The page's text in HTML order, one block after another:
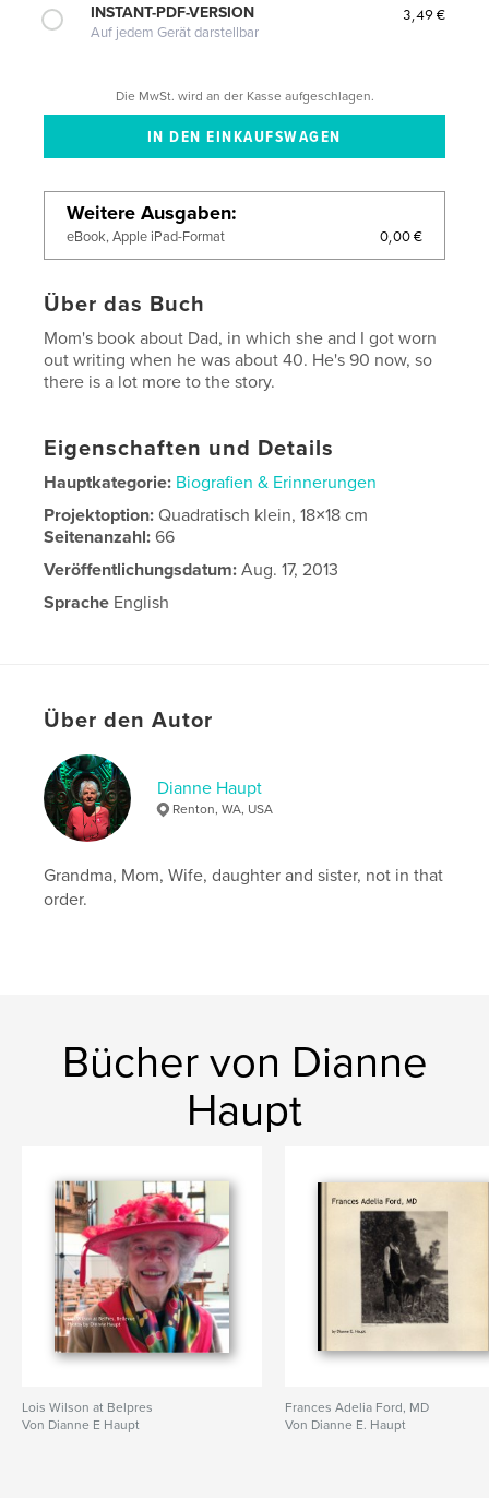
INSTANT-PDF-VERSION
Auf jedem Gerät darstellbar
3,49 €
Die MwSt. wird an der Kasse aufgeschlagen.
Weitere Ausgaben
eBook, Apple iPad-Format 0,00 €
Über das Buch
Mom's book about Dad, in which she and I got worn
out writing when he was about 40. He's 90 now, so
there is a lot more to the story.
Eigenschaften und Details
Hauptkategorie: Biografien & Erinnerungen
Projektoption:Quadratisch klein, 18×18 cm
Seitenanzahl:66
Veröffentlichungsdatum: Aug. 17, 2013
Sprache English
Über den Autor
Dianne Haupt
Renton, WA, USA
Grandma, Mom, Wife, daughter and sister, not in that
order.
Bücher von Dianne
Haupt
Lois Wilson at Belpres
Von Dianne E Haupt
Frances Adelia Ford, MD
Von Dianne E. Haupt